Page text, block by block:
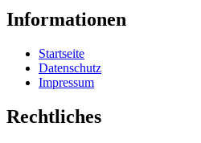
Informationen
Startseite
Datenschutz
Impressum
Rechtliches